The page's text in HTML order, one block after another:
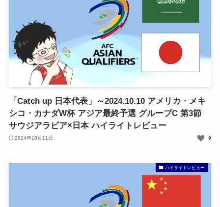
「Catch up 日本代表」～2024.10.10 アメリカ・メキ
シコ・カナダW杯 アジア最終予選 グループC 第3節
サウジアラビア×日本 ハイライトレビュー
2024年10月11日 9
ハイライトレビュー